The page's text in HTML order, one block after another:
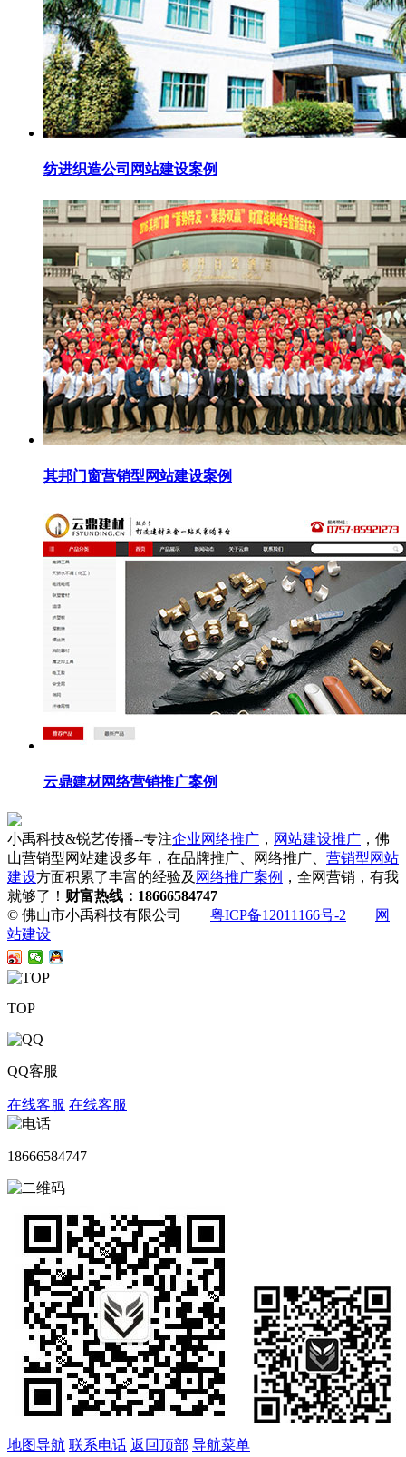
纺进织造公司网站建设案例
其邦门窗营销型网站建设案例
云鼎建材网络营销推广案例
小禹科技&锐艺传播--专注企业网络推广 ， 网站建设推广 ，佛
山营销型网站建设多年，在品牌推广、网络推广、 营销型网站
建设方面积累了丰富的经验及 网络推广案例 ，全网营销，有我
就够了！ 财富热线：18666584747
© 佛山市小禹科技有限公司 粤ICP备12011166号-2
网
站建设
TOP
QQ客服
在线客服 在线客服
18666584747
地图导航 联系电话 返回顶部 导航菜单